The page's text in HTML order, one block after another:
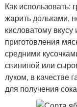
Как использовать:
жарить дольками,
кисловатому вкусу
приготовления
средними
свининой или
луком, в качестве
для получения